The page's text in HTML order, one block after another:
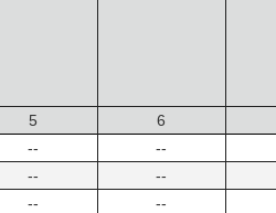
5
--
--
--
6
--
--
--